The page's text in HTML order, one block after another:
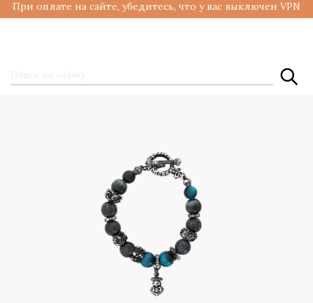
При оплате на сайте, убедитесь, что у вас выключен VPN